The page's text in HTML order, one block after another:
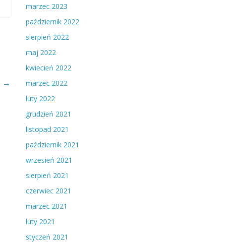
→
marzec 2023
październik 2022
sierpień 2022
maj 2022
kwiecień 2022
marzec 2022
luty 2022
grudzień 2021
listopad 2021
październik 2021
wrzesień 2021
sierpień 2021
czerwiec 2021
marzec 2021
luty 2021
styczeń 2021